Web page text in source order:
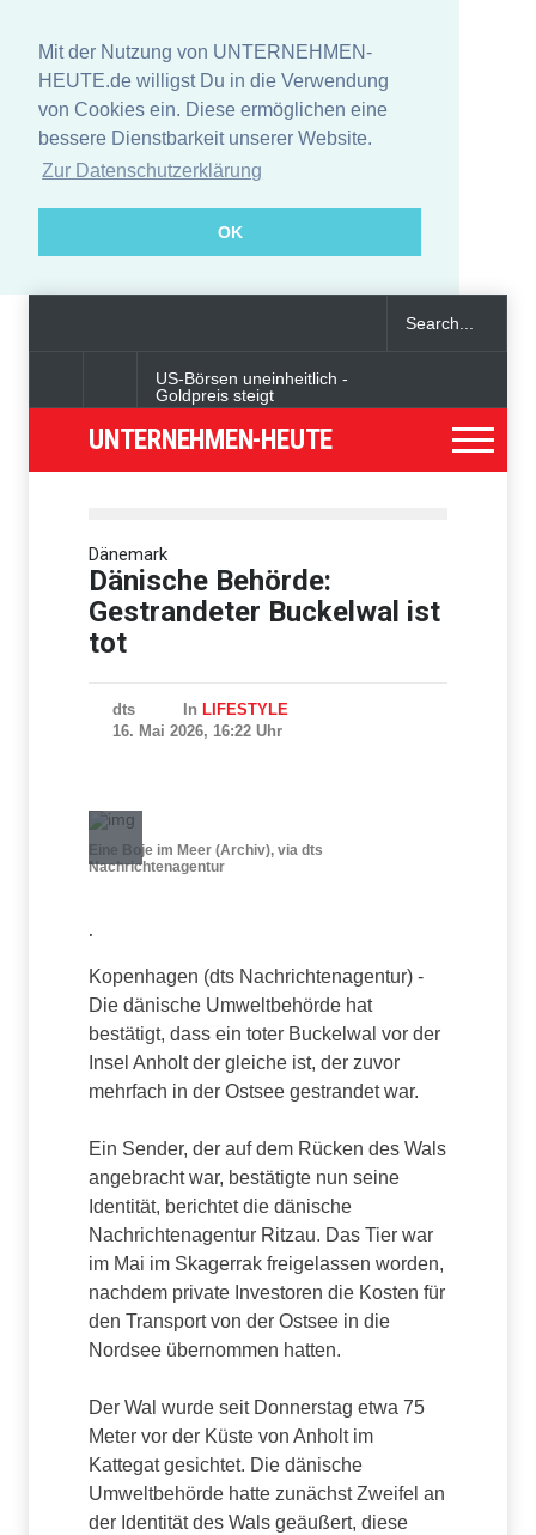
Mit der Nutzung von UNTERNEHMEN-
HEUTE.de willigst Du in die Verwendung
von Cookies ein. Diese ermöglichen eine
bessere Dienstbarkeit unserer Website.
Zur Datenschutzerklärung
OK
US-Börsen uneinheitlich -
Goldpreis steigt
Deutschland und andere
Studie: Mehr Pumas -
weniger Verkehrsunfälle mit
Rehen
UNTERNEHMEN-HEUTE
Dänemark
Dänische Behörde:
Gestrandeter Buckelwal ist
tot
dts In LIFESTYLE
16. Mai 2026, 16:22 Uhr
Eine Boje im Meer (Archiv), via dts
Nachrichtenagentur
.
Kopenhagen (dts Nachrichtenagentur) -
Die dänische Umweltbehörde hat
bestätigt, dass ein toter Buckelwal vor der
Insel Anholt der gleiche ist, der zuvor
mehrfach in der Ostsee gestrandet war.
Ein Sender, der auf dem Rücken des Wals
angebracht war, bestätigte nun seine
Identität, berichtet die dänische
Nachrichtenagentur Ritzau. Das Tier war
im Mai im Skagerrak freigelassen worden,
nachdem private Investoren die Kosten für
den Transport von der Ostsee in die
Nordsee übernommen hatten.
Der Wal wurde seit Donnerstag etwa 75
Meter vor der Küste von Anholt im
Kattegat gesichtet. Die dänische
Umweltbehörde hatte zunächst Zweifel an
der Identität des Wals geäußert, diese